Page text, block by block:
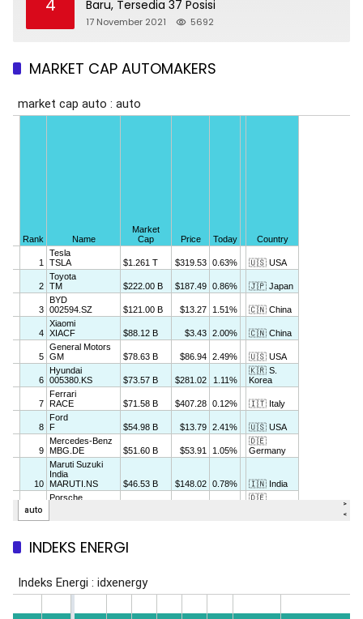
4 Baru, Tersedia 37 Posisi
17 November 2021 5692
MARKET CAP AUTOMAKERS
INDEKS ENERGI